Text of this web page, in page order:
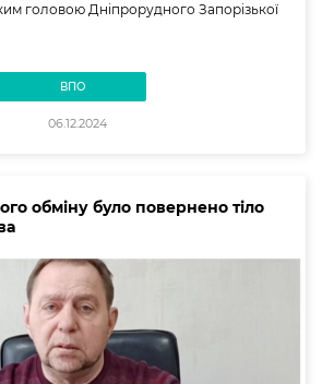
головою Дніпрорудного Запорізької
ВПО
06.12.2024
обміну було повернено тіло